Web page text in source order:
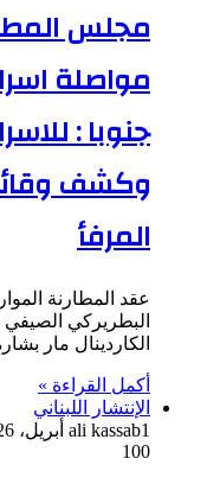
مجلس
مواصلة
جنوبا :
وكشف
المرفأ
عقد المطارنة
البطريركي الصيفي
الكاردينال مار
أكمل القراءة »
الإنتشار اللبناني
ali kassab1 أبريل، 2026
100